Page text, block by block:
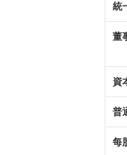
統
董
資
普
每